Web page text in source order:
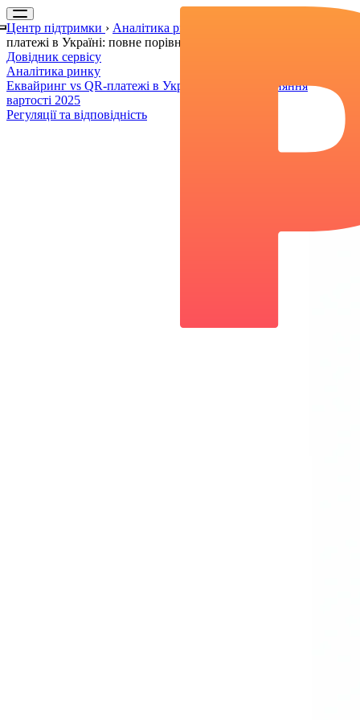
Центр підтримки › Аналітика ринку
платежі в Україні: повне порівняння вартості 2025
Довідник сервісу
Аналітика ринку
Еквайринг vs QR-платежі в Україні: повне порівняння
вартості 2025
Регуляції та відповідність